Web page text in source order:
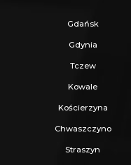
Gdańsk
Gdynia
Tczew
Kowale
Kościerzyna
Chwaszczyno
Straszyn